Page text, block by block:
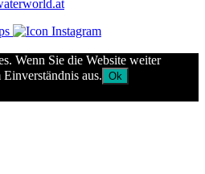
Wenn Sie die Website weiter
aus. Ok